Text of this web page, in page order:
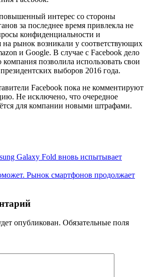
интерес со стороны
за последнее время привлекла не
конфиденциальности и
на рынок возникали у соответствующих
и Google. В случае с Facebook дело
компания позволила использовать свои
выборов 2016 года.
Facebook пока не комментируют
Не исключено, что очередное
для компании новыми штрафами.
Galaxy Fold вновь испытывает
Рынок смартфонов продолжает
опубликован. Обязательные поля